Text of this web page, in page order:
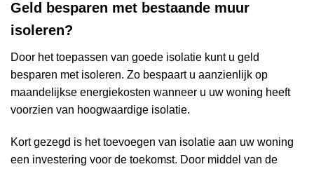
Geld besparen met bestaande muur
isoleren?
Door het toepassen van goede isolatie kunt u geld
besparen met isoleren. Zo bespaart u aanzienlijk op
maandelijkse energiekosten wanneer u uw woning heeft
voorzien van hoogwaardige isolatie.
Kort gezegd is het toevoegen van isolatie aan uw woning
een investering voor de toekomst. Door middel van de